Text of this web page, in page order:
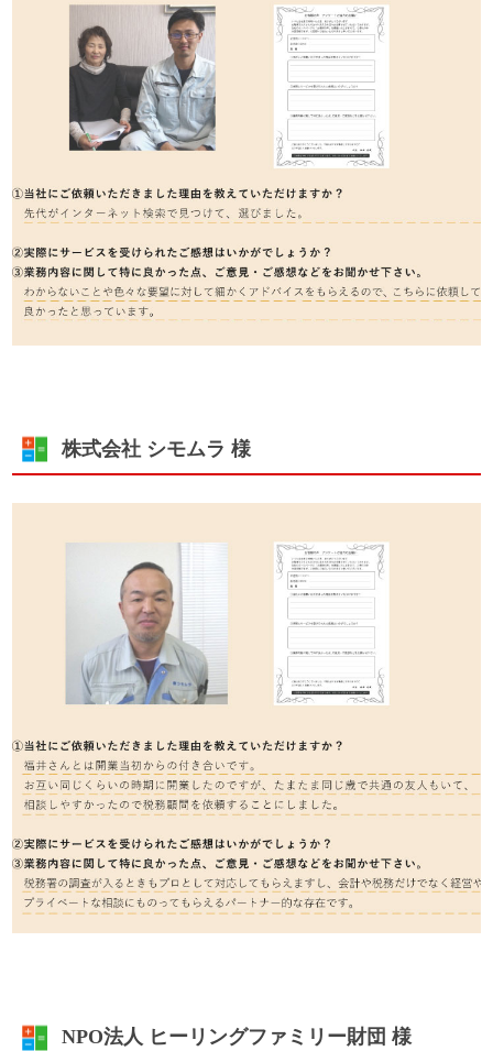
株式会社 シモムラ 様
NPO法人 ヒーリングファミリー財団 様